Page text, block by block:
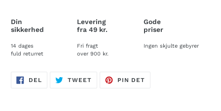
Din
sikkerhed
14 dages
fuld returret
Levering
fra 49 kr.
Fri fragt
over 900 kr.
Gode
priser
Ingen skjulte gebyrer
DEL
PÅ
TWEETTWEET
PIN DET